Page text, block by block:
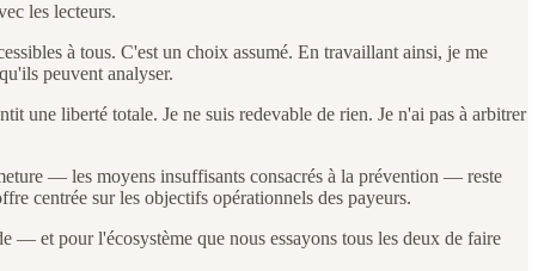
les lecteurs.
à tous. C'est un choix assumé. En travaillant ainsi, je me
peuvent analyser.
une liberté totale. Je ne suis redevable de rien. Je n'ai pas à arbitrer
— les moyens insuffisants consacrés à la prévention — reste
centrée sur les objectifs opérationnels des payeurs.
— et pour l'écosystème que nous essayons tous les deux de faire